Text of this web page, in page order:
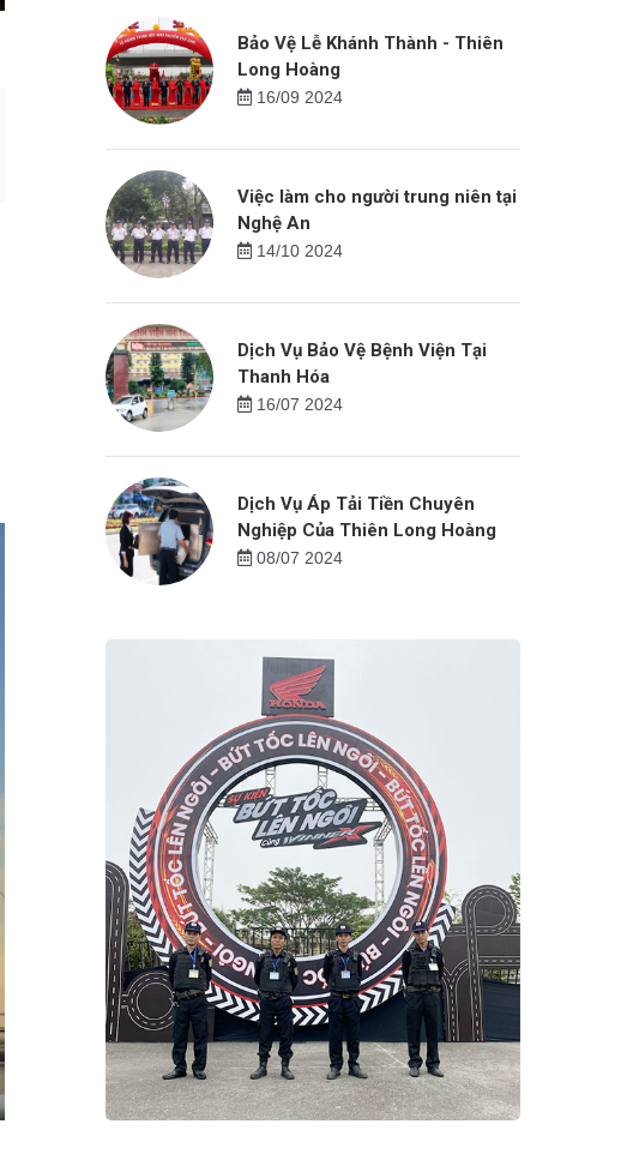
Bảo Vệ Lễ Khánh Thành - Thiên
Long Hoàng
16/09 2024
Việc làm cho người trung niên tại
Nghệ An
14/10 2024
Dịch Vụ Bảo Vệ Bệnh Viện Tại
Thanh Hóa
16/07 2024
Dịch Vụ Áp Tải Tiền Chuyên
Nghiệp Của Thiên Long Hoàng
08/07 2024